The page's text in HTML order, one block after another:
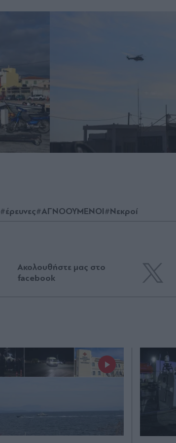
#έρευνες#ΑΓΝΟΟΥΜΕΝΟΙ#Νεκροί
Ακολουθήστε μας στο
facebook